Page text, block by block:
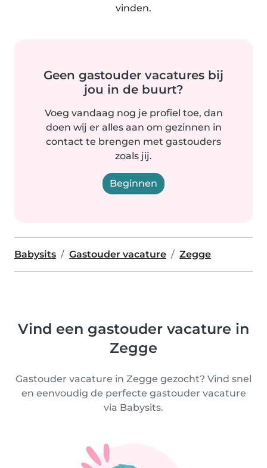
vinden.
Geen gastouder vacatures bij
jou in de buurt?
Voeg vandaag nog je profiel toe, dan
doen wij er alles aan om gezinnen in
contact te brengen met gastouders
zoals jij.
Beginnen
Babysits Gastouder vacature Zegge
Vind een gastouder vacature in
Zegge
Gastouder vacature in Zegge gezocht? Vind snel
en eenvoudig de perfecte gastouder vacature
via Babysits.